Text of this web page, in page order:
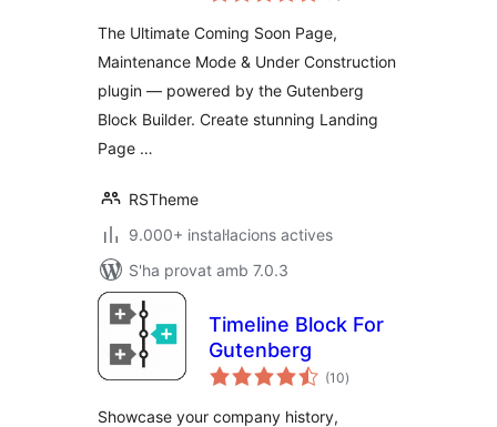
Construction –
Gutenberg Block
Builder & Landing
Page
The Ultimate Coming Soon Page,
Maintenance Mode & Under Construction
plugin — powered by the Gutenberg
Block Builder. Create stunning Landing
Page …
RSTheme
9.000+ instal·lacions actives
S'ha provat amb 7.0.3
Timeline Block For
Gutenberg
(10puntuacions
totals
)
Showcase your company history,